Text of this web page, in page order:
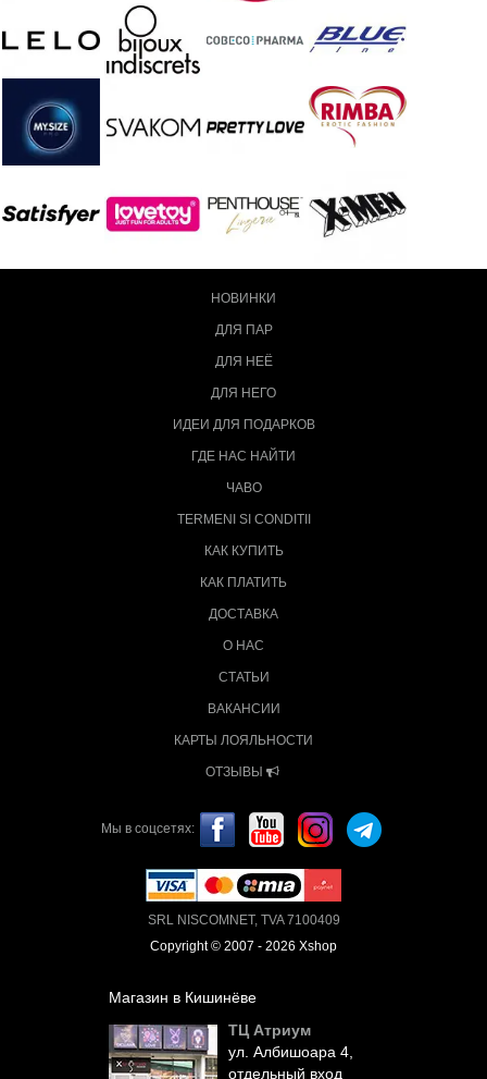
НОВИНКИ
ДЛЯ ПАР
ДЛЯ НЕЁ
ДЛЯ НЕГО
ИДЕИ ДЛЯ ПОДАРКОВ
ГДЕ НАС НАЙТИ
ЧАВО
TERMENI SI CONDITII
КАК КУПИТЬ
КАК ПЛАТИТЬ
ДОСТАВКА
О НАС
СТАТЬИ
ВАКАНСИИ
КАРТЫ ЛОЯЛЬНОСТИ
ОТЗЫВЫ
Мы в соцсетях:
SRL NISCOMNET, TVA 7100409
Copyright © 2007 - 2026 Xshop
Магазин в Кишинёве
ТЦ Атриум
ул. Албишоара 4,
отдельный вход